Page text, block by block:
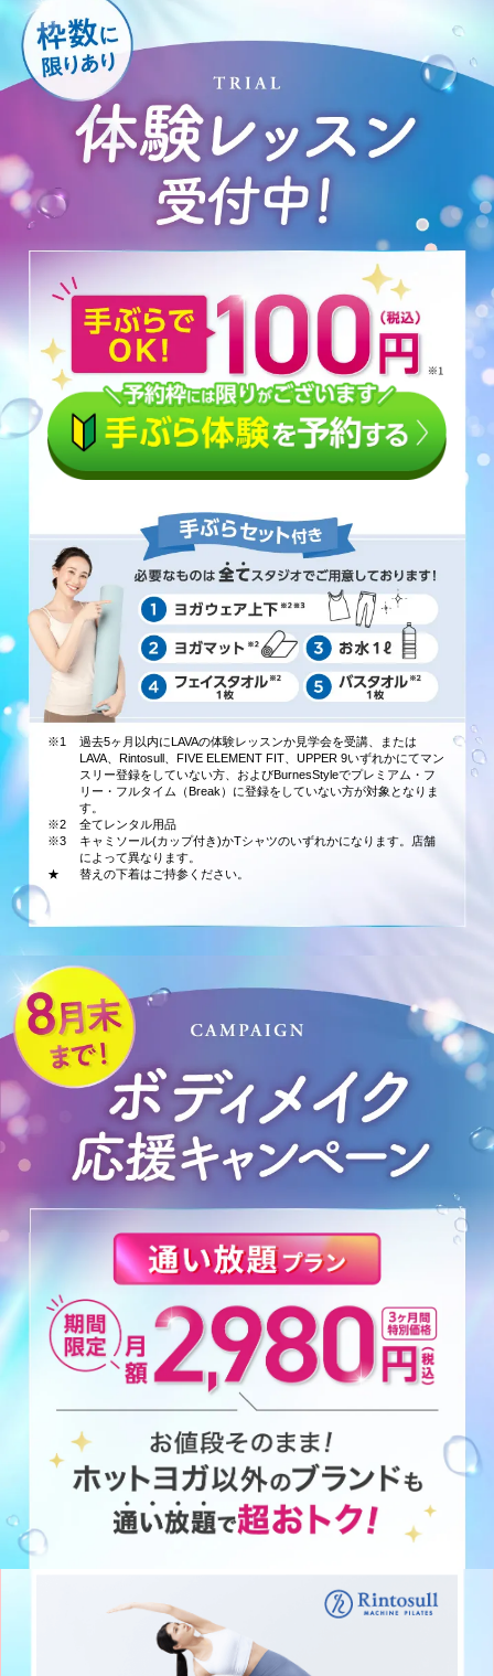
※1
過去5ヶ月以内にLAVAの体験レッスンか見学会を受講、または
LAVA、Rintosull、FIVE ELEMENT FIT、UPPER 9いずれかにてマン
スリー登録をしていない方、およびBurnesStyleでプレミアム・フ
リー・フルタイム（Break）に登録をしていない方が対象となりま
す。
※2
全てレンタル用品
※3
キャミソール(カップ付き)かTシャツのいずれかになります。店舗
によって異なります。
★
替えの下着はご持参ください。